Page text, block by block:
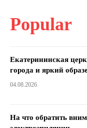
Popular
Екатерининская
города и яркий
04.08.2026
На что обратить